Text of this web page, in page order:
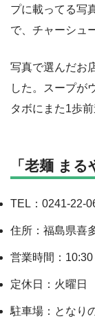
プに載ってる写
で、チャーシュ
写真で選んだお
した。スープが
タボにまた1歩前
「老麺 ま
TEL：0241-22-
住所：福島県喜
営業時間：
定休日：火曜日
駐車場：となり